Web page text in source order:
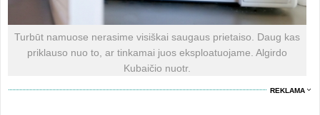
Turbūt namuose nerasime visiškai saugaus prietaiso. Daug kas
priklauso nuo to, ar tinkamai juos eksploatuojame. Algirdo
Kubaičio nuotr.
REKLAMA